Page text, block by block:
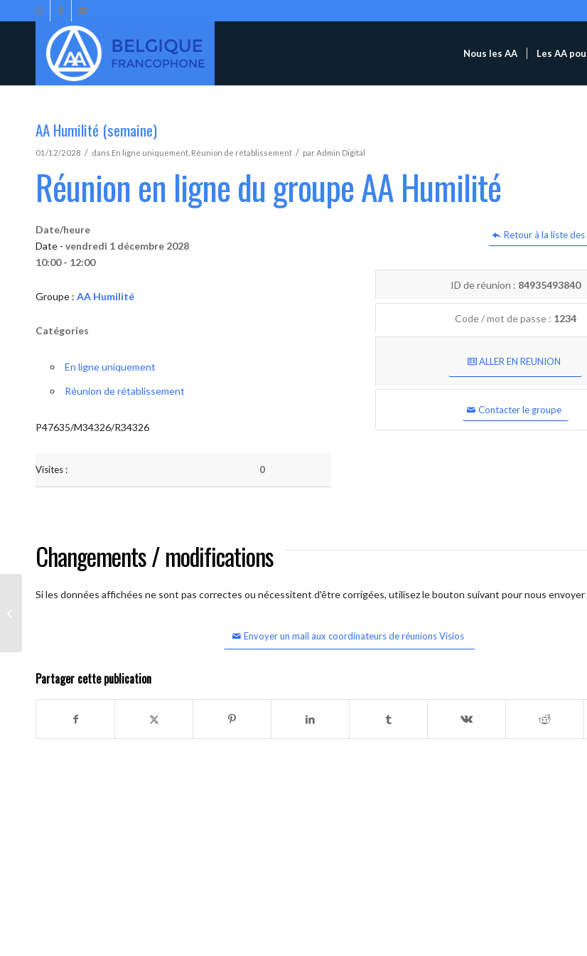
Nous les AA Les AA
AA Humilité (semaine)
01/12/2028 / dans En ligne uniquement Réunion de rétablissement / parAdmin Digital
Réunion en ligne du groupe AA Humilité
Retour à la liste
Date/heure
Date - vendredi 1 décembre 2028
10:00 - 12:00
Groupe : AA Humilité
Catégories
En ligne uniquement
Réunion de rétablissement
P47635/M34326/R34326
Visites : 0
ID de réunion : 84935493840
Code / mot de passe : 1234
ALLER EN REUNION
Contacter le groupe
Changements / modifications
Si les données affichées ne sont pas correctes ou nécessitent d'être corrigées, utilisez le bouton suivant pour nous envoyer
Envoyer un mail aux coordinateurs de réunions Visios
Partager cette publication